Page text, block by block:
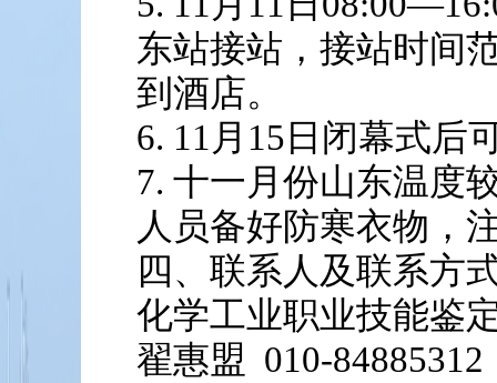
东站接站，接站时间
到酒店。
6. 11月15日闭幕式后
7. 十一月份山东温度
人员备好防寒衣物，
四、联系人及联系方
化学工业职业技能鉴
翟惠盟 010-84885312